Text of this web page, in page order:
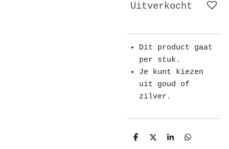
Uitverkocht
Dit product gaat
per stuk.
Je kunt kiezen
uit goud of
zilver.
D
D
S
D